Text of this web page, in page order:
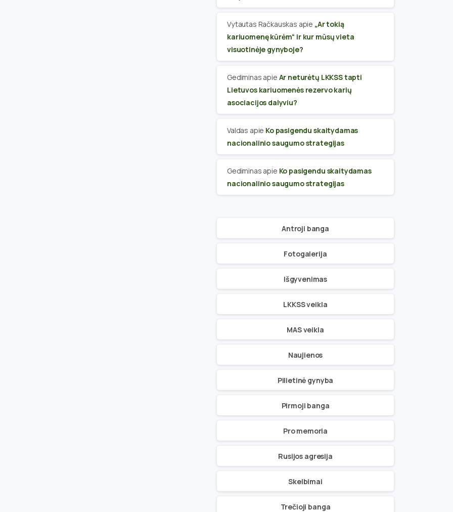
Vytautas Račkauskas apie „Ar tokią
kariuomenę kūrėm“ ir kur mūsų vieta
visuotinėje gynyboje?
Gediminas apie Ar neturėtų LKKSS tapti
Lietuvos kariuomenės rezervo karių
asociacijos dalyviu?
Valdas apie Ko pasigendu skaitydamas
nacionalinio saugumo strategijas
Gediminas apie Ko pasigendu skaitydamas
nacionalinio saugumo strategijas
Antroji banga
Fotogalerija
Išgyvenimas
LKKSS veikla
MAS veikla
Naujienos
Pilietinė gynyba
Pirmoji banga
Pro memoria
Rusijos agresija
Skelbimai
Trečioji banga